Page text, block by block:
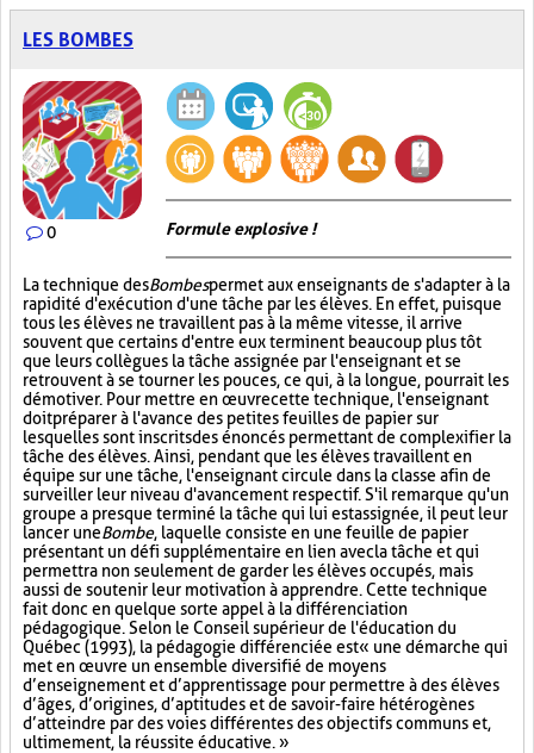
LES BOMBES
0 Formule explosive !
La technique desBombespermet aux enseignants de s'adapter à la
rapidité d'exécution d'une tâche par les élèves. En effet, puisque
tous les élèves ne travaillent pas à la même vitesse, il arrive
souvent que certains d'entre eux terminent beaucoup plus tôt
que leurs collègues la tâche assignée par l'enseignant et se
retrouvent à se tourner les pouces, ce qui, à la longue, pourrait les
démotiver. Pour mettre en œuvre cette technique, l'enseignant
doit préparer à l'avance des petites feuilles de papier sur
lesquelles sont inscrits des énoncés permettant de complexifier la
tâche des élèves. Ainsi, pendant que les élèves travaillent en
équipe sur une tâche, l'enseignant circule dans la classe afin de
surveiller leur niveau d'avancement respectif. S'il remarque qu'un
groupe a presque terminé la tâche qui lui est assignée, il peut leur
lancer uneBombe, laquelle consiste en une feuille de papier
présentant un défi supplémentaire en lien avec la tâche et qui
permettra non seulement de garder les élèves occupés, mais
aussi de soutenir leur motivation à apprendre. Cette technique
fait donc en quelque sorte appel à la différenciation
pédagogique. Selon le Conseil supérieur de l'éducation du
Québec (1993), la pédagogie différenciée est « une démarche qui
met en œuvre un ensemble diversifié de moyens
d’enseignement et d’apprentissage pour permettre à des élèves
d’âges, d’origines, d’aptitudes et de savoir-faire hétérogènes
d’atteindre par des voies différentes des objectifs communs et,
ultimement, la réussite éducative. »